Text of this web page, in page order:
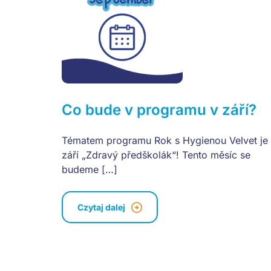
Co bude v programu v září?
Tématem programu Rok s Hygienou Velvet je
září „Zdravý předškolák“! Tento měsíc se
budeme […]
Czytaj dalej